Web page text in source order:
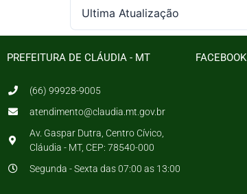
Ultima Atualização
PREFEITURA DE CLÁUDIA - MT
(66) 99928-9005
atendimento@claudia.mt.gov.br
Av. Gaspar Dutra, Centro Cívico,
Cláudia - MT, CEP: 78540-000
Segunda - Sexta das 07:00 as 13:00
FACEBOOK